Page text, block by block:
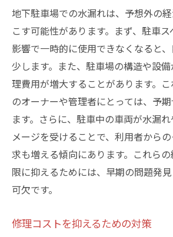
地下駐車場での水漏れは、予想外の
こす可能性があります。まず、駐車
影響で一時的に使用できなくなると
少します。また、駐車場の構造や設
理費用が増大することがあります。
のオーナーや管理者にとっては、予
ます。さらに、駐車中の車両が水漏
メージを受けることで、利用者から
求も増える傾向にあります。これら
限に抑えるためには、早期の問題発
可欠です。
修理コストを抑えるための対策